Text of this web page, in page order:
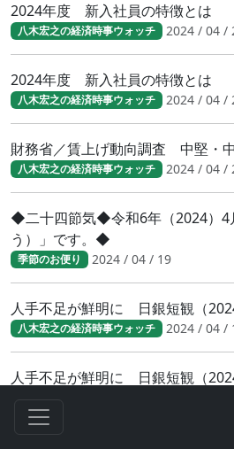
2024年度 新入社員の特徴とは
八木宏之の経済時事ウォッチ 2024 / 04 /
2024年度 新入社員の特徴とは
八木宏之の経済時事ウォッチ 2024 / 04 /
財務省／賃上げ動向調査 中堅・
八木宏之の経済時事ウォッチ 2024 / 04 /
◆二十四節気◆令和6年（2024）4
う）」です。◆
季節のお便り 2024 / 04 / 19
人手不足が鮮明に 日銀短観（
八木宏之の経済時事ウォッチ 2024 / 04 /
人手不足が鮮明に 日銀短観（